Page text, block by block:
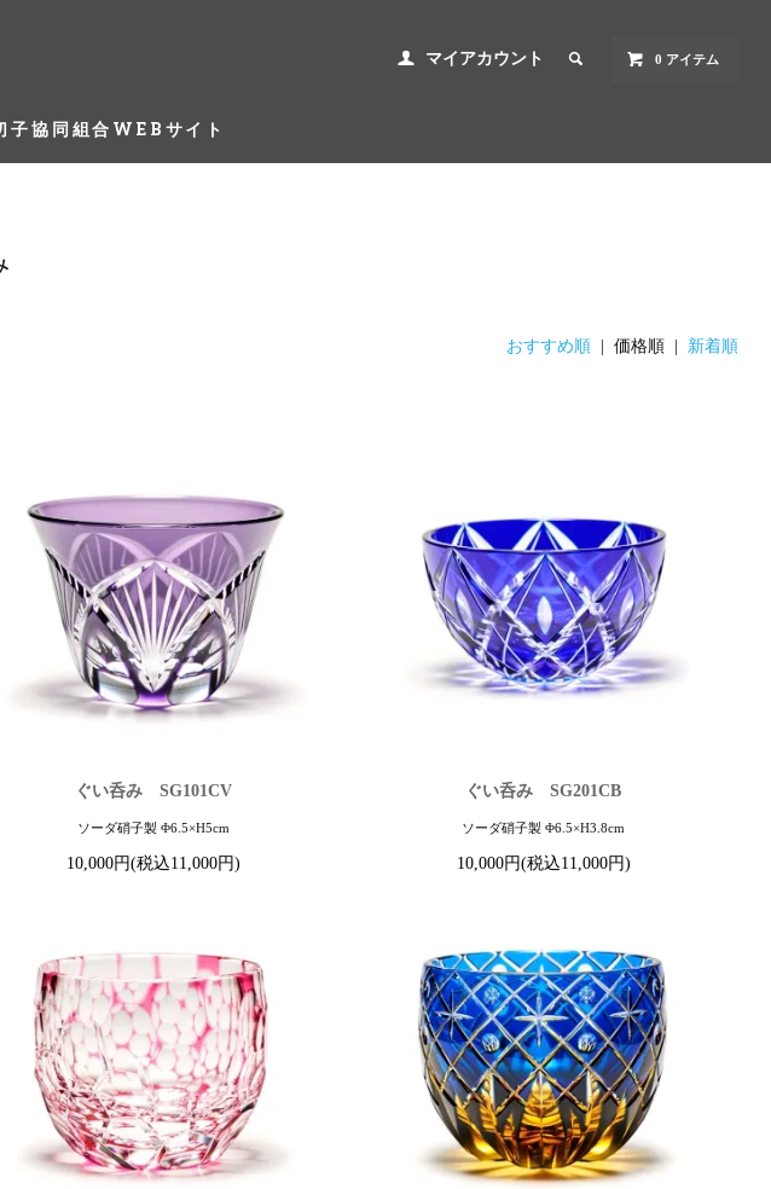
マイアカウント 0 アイテム
子協同組合WEBサイト
おすすめ順 | 価格順 | 新着順
ぐい呑み SG101CV
ソーダ硝子製 Φ6.5×H5cm
10,000円(税込11,000円)
ぐい呑み SG201CB
ソーダ硝子製 Φ6.5×H3.8cm
10,000円(税込11,000円)